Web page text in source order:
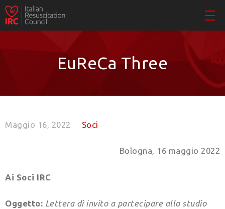
EuReCa Three
Maggio 16, 2022 Soci
Bologna, 16 maggio 2022
Ai Soci IRC
Oggetto: Lettera di invito a partecipare allo studio